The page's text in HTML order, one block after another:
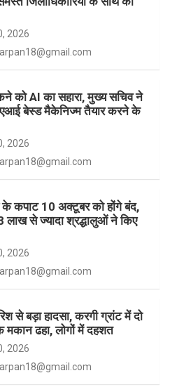
2026
को AI का सहारा, मुख्य सचिव ने
बेस्ड मैकेनिज्म तैयार करने के
2026
के कपाट 10 अक्टूबर को होंगे बंद,
से ज्यादा श्रद्धालुओं ने किए
2026
से बड़ा हादसा, करगी ग्रांट में दो
ढहा, लोगों में दहशत
2026